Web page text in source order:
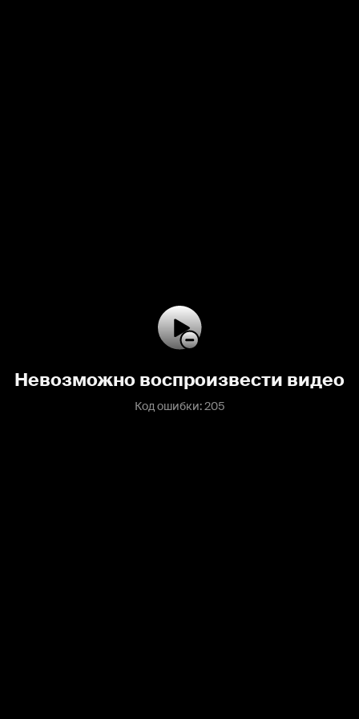
Невозможно воспроизвести видео
Код ошибки: 205